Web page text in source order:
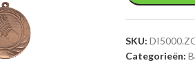
SKU:
Categorieën: